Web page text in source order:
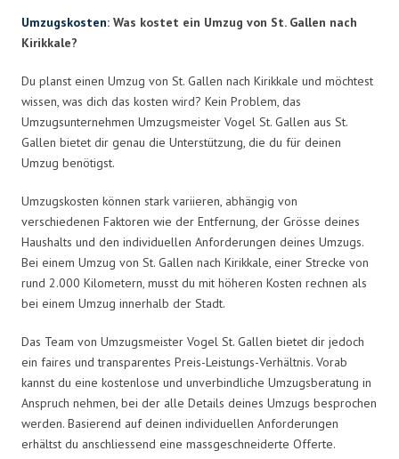
Umzugskosten: Was kostet ein Umzug von St. Gallen nach
Kirikkale?
Du planst einen Umzug von St. Gallen nach Kirikkale und möchtest
wissen, was dich das kosten wird? Kein Problem, das
Umzugsunternehmen Umzugsmeister Vogel St. Gallen aus St.
Gallen bietet dir genau die Unterstützung, die du für deinen
Umzug benötigst.
Umzugskosten können stark variieren, abhängig von
verschiedenen Faktoren wie der Entfernung, der Grösse deines
Haushalts und den individuellen Anforderungen deines Umzugs.
Bei einem Umzug von St. Gallen nach Kirikkale, einer Strecke von
rund 2.000 Kilometern, musst du mit höheren Kosten rechnen als
bei einem Umzug innerhalb der Stadt.
Das Team von Umzugsmeister Vogel St. Gallen bietet dir jedoch
ein faires und transparentes Preis-Leistungs-Verhältnis. Vorab
kannst du eine kostenlose und unverbindliche Umzugsberatung in
Anspruch nehmen, bei der alle Details deines Umzugs besprochen
werden. Basierend auf deinen individuellen Anforderungen
erhältst du anschliessend eine massgeschneiderte Offerte.